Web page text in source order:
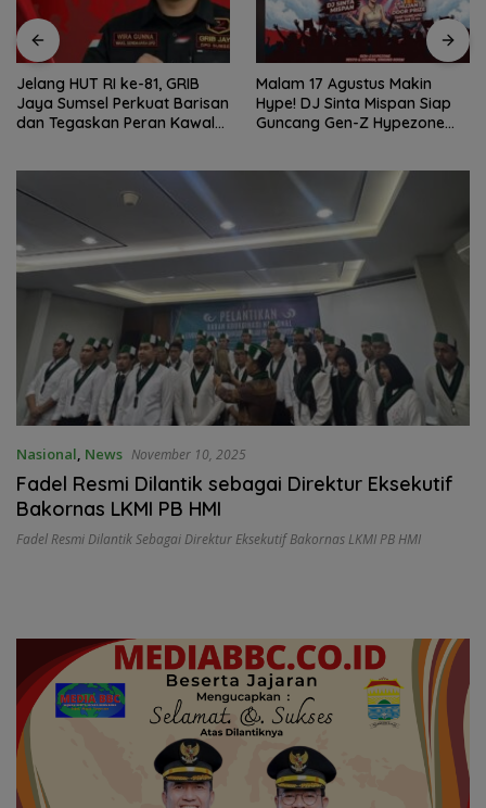
Jelang HUT RI ke-81, GRIB
Jaya Sumsel Perkuat Barisan
dan Tegaskan Peran Kawal
Malam 17 Agustus Makin
Hype! DJ Sinta Mispan Siap
Guncang Gen-Z Hypezone
Nasional, News November 10, 2025
Fadel Resmi Dilantik sebagai Direktur Eksekutif
Bakornas LKMI PB HMI
Fadel Resmi Dilantik Sebagai Direktur Eksekutif Bakornas LKMI PB HMI